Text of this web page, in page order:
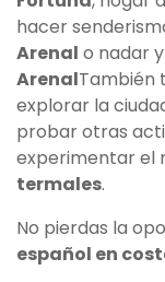
hacer
Arenal o nadar
ArenalTambién
explorar la
probar otras
experimentar el
termales.
No pierdas la
español en